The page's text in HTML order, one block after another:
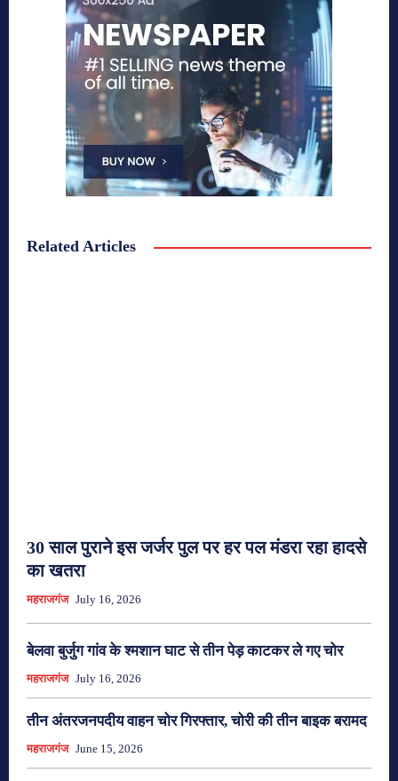
Related Articles
30 साल पुराने इस जर्जर पुल पर हर पल मंडरा रहा हादसे
का खतरा
महराजगंज July 16, 2026
बेलवा बुर्जुग गांव के श्मशान घाट से तीन पेड़ काटकर ले गए चोर
महराजगंज July 16, 2026
तीन अंतरजनपदीय वाहन चोर गिरफ्तार, चोरी की तीन बाइक बरामद
महराजगंज June 15, 2026